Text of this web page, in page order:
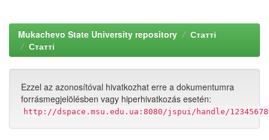
Mukachevo State University repository
Статті
Статті
Ezzel az azonosítóval hivatkozhat erre a dokumentumra
forrásmegjelölésben vagy hiperhivatkozás esetén:
http://dspace.msu.edu.ua:8080/jspui/handle/